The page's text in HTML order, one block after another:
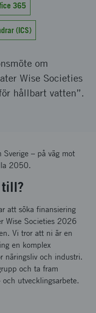
365
(ICS)
om
Wise Societies
hållbart vatten”.
Sverige – på väg mot
2050.
till?
att söka finansiering
Wise Societies 2026
Vi tror att ni är en
en komplex
näringsliv och industri.
och ta fram
utvecklingsarbete.